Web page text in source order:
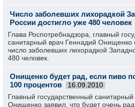
Число заболевших лихорадкой
России достигло уже 480 человек
Глава Роспотребнадзора, главный
санитарный врач Геннадий Онищенко
число заболевших лихорадкой
480 человек.
Онищенко будет рад, если пиво
100 процентов
16.09.2010
Главный государственный
Онищенко заявил, что будет очень